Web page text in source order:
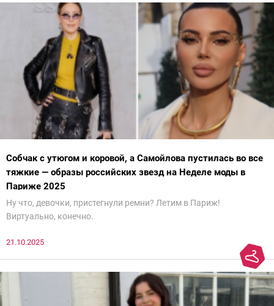
Собчак с утюгом и коровой, а Самойлова пустилась во все
тяжкие — образы российских звезд на Неделе моды в
Париже 2025
Ну что, девочки, пристегнули ремни? Летим в Париж!
Виртуально, конечно.
21.10.2025